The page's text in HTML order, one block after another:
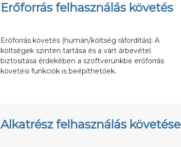
Erőforrás felhasználás követés
Erőforrás követés (humán/költség ráfordítás): A
költségek szinten tartása és a várt árbevétel
biztosítása érdekében a szoftverünkbe erőforrás
követési funkciók is beépíthetőek.
Alkatrész felhasználás követése